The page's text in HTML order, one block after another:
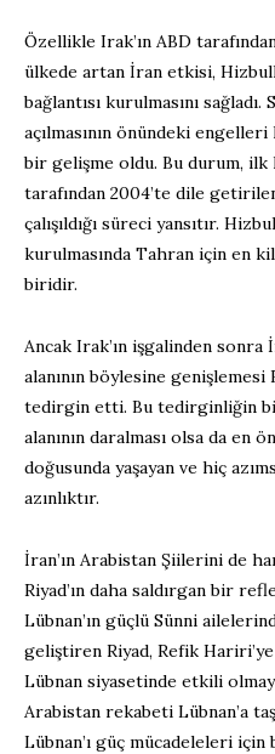
Özellikle Irak’ın ABD
ülkede artan İran etkisi,
bağlantısı kurulmasını sağladı.
açılmasının önündeki engelleri
bir gelişme oldu. Bu durum,
tarafından 2004’te dile
çalışıldığı süreci yansıtır.
kurulmasında Tahran için en
biridir.
Ancak Irak’ın işgalinden sonra
alanının böylesine
tedirgin etti. Bu tedirginliğin
alanının daralması olsa da en
doğusunda yaşayan ve hiç
azınlıktır.
İran’ın Arabistan Şiilerini de
Riyad’ın daha saldırgan bir
Lübnan’ın güçlü Sünni
geliştiren Riyad, Refik
Lübnan siyasetinde etkili
Arabistan rekabeti Lübnan’a
Lübnan’ı güç mücadeleleri